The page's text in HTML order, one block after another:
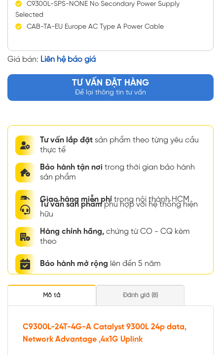
C9300L-SPS-NONE No Secondary Power Supply
Selected
CAB-TA-EU Europe AC Type A Power Cable
Giá bán: Liên hệ báo giá
TƯ VẤN ĐẶT HÀNG
Để lại thông tin tư vấn
Tư vấn lắp đặt sản phẩm theo từng yêu cầu
thực tế
Bảo hành tận nơi trong thời gian bảo hành
sản phẩm
Giao hàng miễn phí trong nội thành HCM
Tư vấn sản phẩmphù hợp với hệ thống hiện
hữu
Hàng chính hãng, chứng từ CO - CQ kèm
theo
Bảo hành mở rộng lên đến 5 năm
Mô tả Đánh giá (8)
C9300L-24T-4G-A Catalyst 9300L 24p data,
Network Advantage ,4x1G Uplink